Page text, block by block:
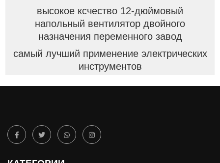
высокое ксчество 12-дюймовый
напольный вентилятор двойного
назначения переменного завод
самый лучший применение электрических
инструментов